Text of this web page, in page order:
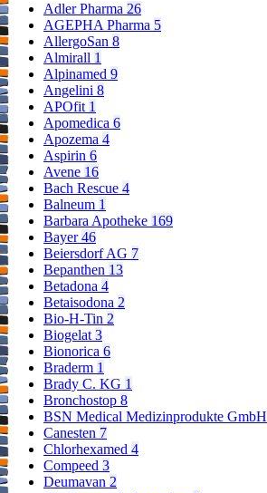
Adler Pharma 26
AGEPHA Pharma 5
AllergoSan 8
Almirall 1
Alpinamed 9
Angelini 8
APOfit 1
Apomedica 6
Apozema 4
Aspirin 6
Avene 16
Bach Rescue 4
Balneum 1
Barbara Apotheke 169
Bayer46
Beiersdorf AG 7
Bepanthen 13
Betadona 4
Betaisodona 2
Bio-H-Tin 2
Biogelat3
Bionorica 6
Braderm 1
Brady C. KG 1
Bronchostop 8
BSN Medical Medizinprodukte GmbH
Canesten 7
Chlorhexamed 4
Compeed 3
Deumavan 2